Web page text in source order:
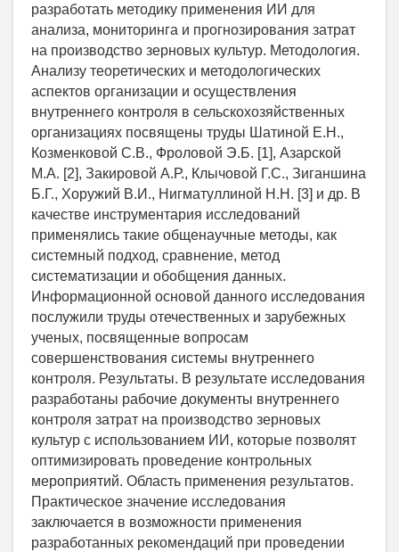
разработать методику применения ИИ для
анализа, мониторинга и прогнозирования затрат
на производство зерновых культур. Методология.
Анализу теоретических и методологических
аспектов организации и осуществления
внутреннего контроля в сельскохозяйственных
организациях посвящены труды Шатиной Е.Н.,
Козменковой С.В., Фроловой Э.Б. [1], Азарской
М.А. [2], Закировой А.Р., Клычовой Г.С., Зиганшина
Б.Г., Хоружий В.И., Нигматуллиной Н.Н. [3] и др. В
качестве инструментария исследований
применялись такие общенаучные методы, как
системный подход, сравнение, метод
систематизации и обобщения данных.
Информационной основой данного исследования
послужили труды отечественных и зарубежных
ученых, посвященные вопросам
совершенствования системы внутреннего
контроля. Результаты. В результате исследования
разработаны рабочие документы внутреннего
контроля затрат на производство зерновых
культур с использованием ИИ, которые позволят
оптимизировать проведение контрольных
мероприятий. Область применения результатов.
Практическое значение исследования
заключается в возможности применения
разработанных рекомендаций при проведении